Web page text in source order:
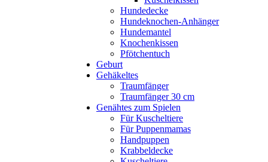
Hundedecke
Hundeknochen-Anhänger
Hundemantel
Knochenkissen
Pfötchentuch
Geburt
Gehäkeltes
Traumfänger
Traumfänger 30 cm
Genähtes zum Spielen
Für Kuscheltiere
Für Puppenmamas
Handpuppen
Krabbeldecke